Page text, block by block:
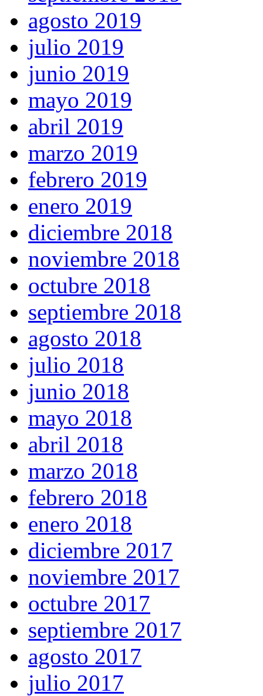
agosto 2019
julio 2019
junio 2019
mayo 2019
abril 2019
marzo 2019
febrero 2019
enero 2019
diciembre 2018
noviembre 2018
octubre 2018
septiembre 2018
agosto 2018
julio 2018
junio 2018
mayo 2018
abril 2018
marzo 2018
febrero 2018
enero 2018
diciembre 2017
noviembre 2017
octubre 2017
septiembre 2017
agosto 2017
julio 2017